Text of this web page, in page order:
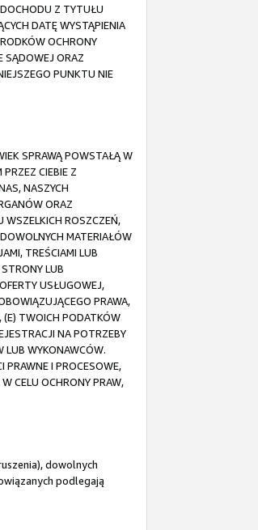
Z TYTUŁU
DATĘ WYSTĄPIENIA
OCHRONY
SĄDOWEJ ORAZ
PUNKTU NIE
SPRAWĄ POWSTAŁĄ W
CIEBIE Z
NASZYCH
ORAZ
WSZELKICH ROSZCZEŃ,
MATERIAŁÓW
TREŚCIAMI LUB
LUB
USŁUGOWEJ,
PRAWA,
(E) TWOICH PODATKÓW
NA POTRZEBY
LUB WYKONAWCÓW.
I PROCESOWE,
CELU OCHRONY PRAW,
dowolnych
podlegają